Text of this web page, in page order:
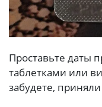
Проставьте даты
таблетками или
забудете,